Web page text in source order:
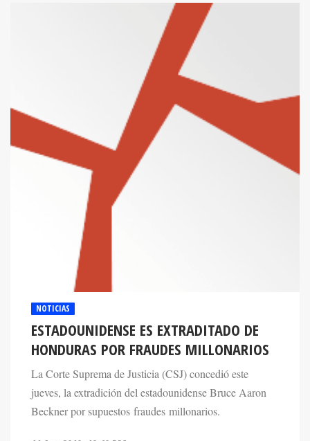
NOTICIAS
ESTADOUNIDENSE ES EXTRADITADO DE
HONDURAS POR FRAUDES MILLONARIOS
La Corte Suprema de Justicia (CSJ) concedió este
jueves, la extradición del estadounidense Bruce Aaron
Beckner por supuestos fraudes millonarios.